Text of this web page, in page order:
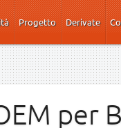
Progetto Derivate
per